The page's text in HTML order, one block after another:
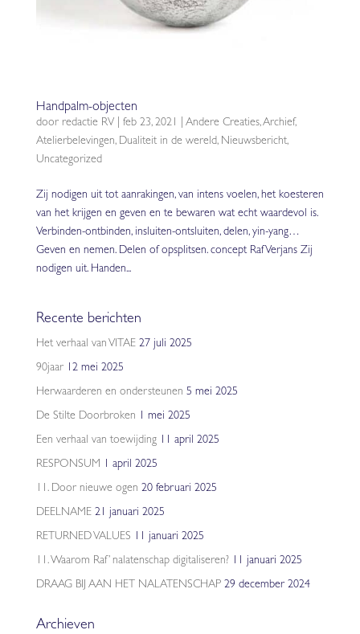
Handpalm-objecten
door redactie RV| feb 23, 2021 Andere Creaties,Archief,
Atelierbelevingen, Dualiteit in de wereld, Nieuwsbericht,
Uncategorized
Zij nodigen uit tot aanrakingen, van intens voelen, het koesteren
van het krijgen en geven en te bewaren wat echt waardevol is.
Verbinden-ontbinden, insluiten-ontsluiten, delen, yin-yang…
Geven en nemen. Delen of opsplitsen. concept Raf Verjans Zij
nodigen uit. Handen...
Recente berichten
Het verhaal van VITAE 27 juli 2025
90jaar 12 mei 2025
Herwaarderen en ondersteunen 5 mei 2025
De Stilte Doorbroken 1 mei 2025
Een verhaal van toewijding 11 april 2025
RESPONSUM 1 april 2025
11. Door nieuwe ogen 20 februari 2025
DEELNAME 21 januari 2025
RETURNED VALUES 11 januari 2025
11. Waarom Raf’ nalatenschap digitaliseren? 11 januari 2025
DRAAG BIJ AAN HET NALATENSCHAP 29 december 2024
Archieven